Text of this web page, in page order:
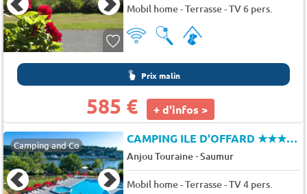
Mobil home - Terrasse - TV 6 pers.
Prix malin
585 € + d'infos >
Camping and Co CAMPING ILE D'OFFARD★★★★★
Anjou Touraine-Saumur
Mobil home - Terrasse - TV 4 pers.